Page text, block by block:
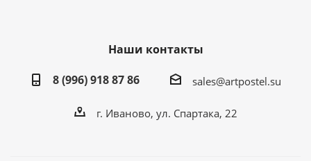
Наши контакты
8 (996) 918 87 86
sales@artpostel.su
г. Иваново, ул. Спартака, 22